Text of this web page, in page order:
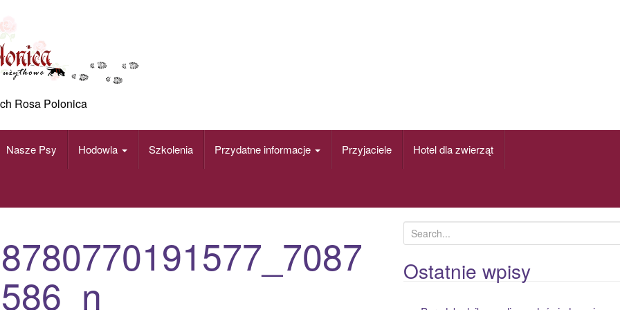
Rosa Polonica
Nasze Psy Hodowla Szkolenia Przydatne informacje Przyjaciele Hotel dla zwierząt
e
a
r
Ostatnie wpisy